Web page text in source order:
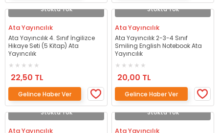
Stokta Yok
Ata Yayıncılık
Ata Yayıncılık 4. Sınıf İngilizce
Hikaye Seti (5 Kitap) Ata
Yayıncılık
22,50 TL
Gelince Haber Ver
Stokta Yok
Ata Yayıncılık
Ata Yayıncılık 2-3-4 Sınıf
Smiling English Notebook Ata
Yayıncılık
20,00 TL
Gelince Haber Ver
Stokta Yok
Ata Yayıncılık
Stokta Yok
Ata Yayıncılık